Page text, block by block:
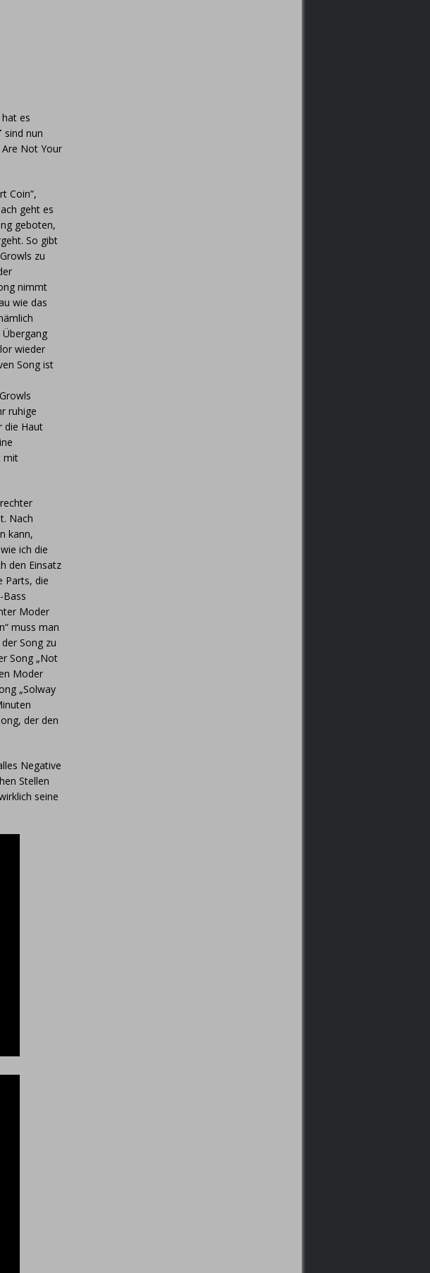
es
sind nun
Not Your
Coin”,
geht es
geboten,
So gibt
zu
nimmt
wie das
wieder
Song ist
ruhige
die Haut
mit
Nach
kann,
ich die
den Einsatz
Parts, die
Moder
muss man
Song zu
Song „Not
Moder
„Solway
der den
Negative
Stellen
seine